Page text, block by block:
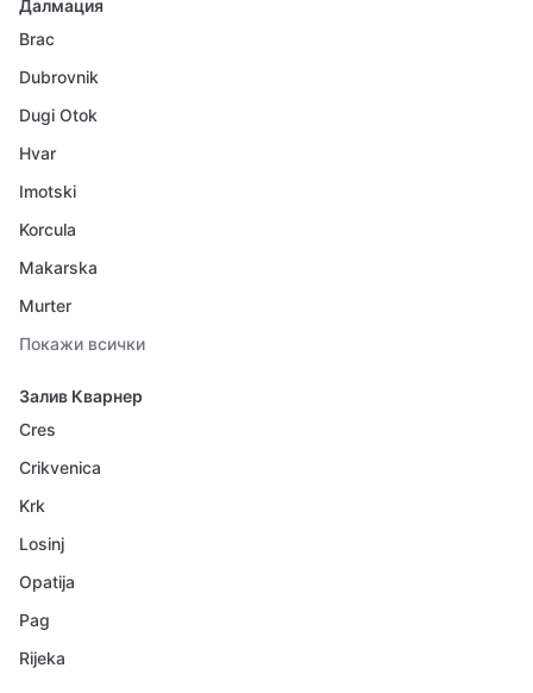
Далмация
Brac
Dubrovnik
Dugi Otok
Hvar
Imotski
Korcula
Makarska
Murter
Покажи всички
Залив Кварнер
Cres
Crikvenica
Krk
Losinj
Opatija
Pag
Rijeka